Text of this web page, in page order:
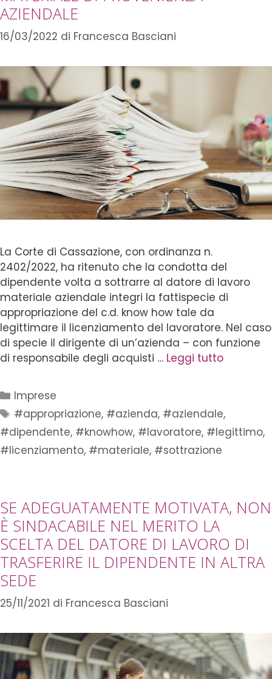
AZIENDALE
16/03/2022 di Francesca Basciani
La Corte di Cassazione, con ordinanza n.
2402/2022, ha ritenuto che la condotta del
dipendente volta a sottrarre al datore di lavoro
materiale aziendale integri la fattispecie di
appropriazione del c.d. know how tale da
legittimare il licenziamento del lavoratore. Nel caso
di specie il dirigente di un’azienda – con funzione
di responsabile degli acquisti … Leggi tutto
Imprese
#appropriazione, #azienda, #aziendale,
#dipendente, #knowhow, #lavoratore, #legittimo,
#licenziamento, #materiale, #sottrazione
SE ADEGUATAMENTE MOTIVATA, NON
È SINDACABILE NEL MERITO LA
SCELTA DEL DATORE DI LAVORO DI
TRASFERIRE IL DIPENDENTE IN ALTRA
SEDE
25/11/2021 di Francesca Basciani